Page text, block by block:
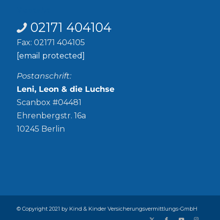
02171 404104
Fax: 02171 404105
[email protected]
Postanschrift:
Leni, Leon & die Luchse
Scanbox #04481
Ehrenbergstr. 16a
10245 Berlin
© Copyright 2021 by Kind & Kinder Versicherungsvermittlungs-GmbH